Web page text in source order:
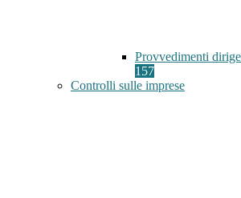
Provvedimenti
157
Controlli sulle imprese